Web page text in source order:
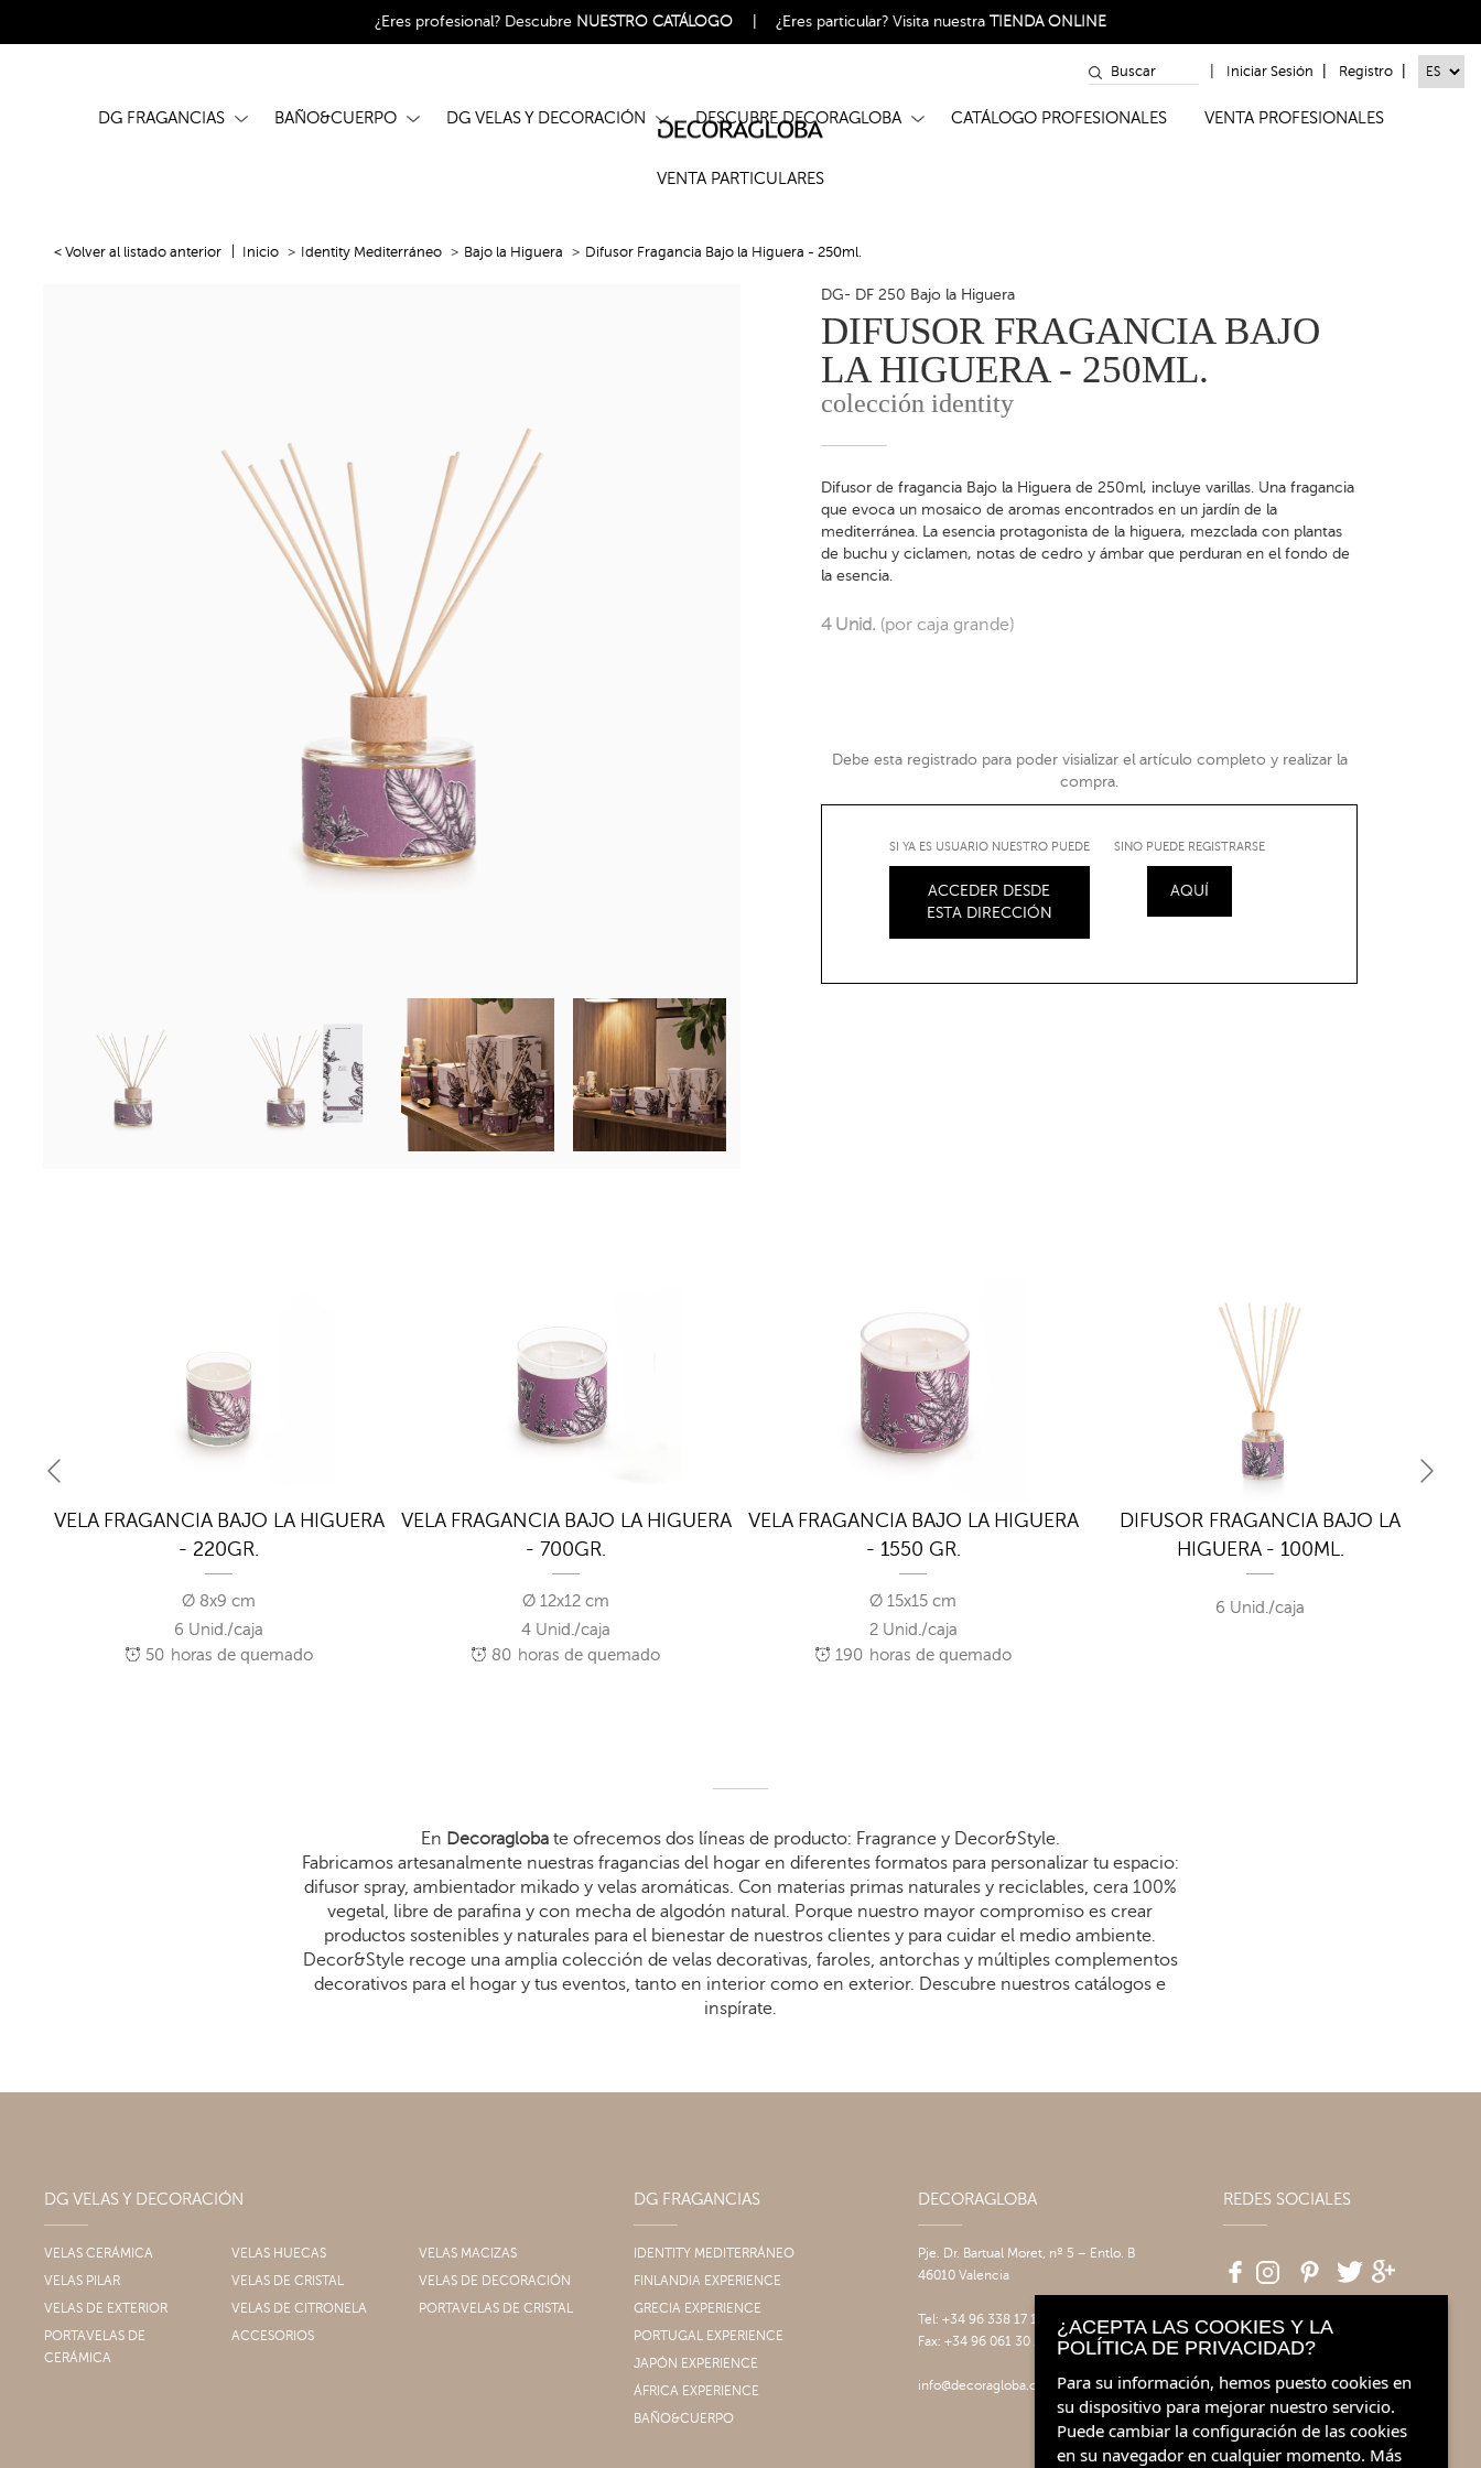
¿Eres profesional? Descubre NUESTRO CATÁLOGO ¿Eres particular?Visita nuestraTIENDA ONLINE
Iniciar Sesión Registro
DG FRAGANCIAS BAÑO&CUERPO DG VELAS Y DECORACIÓN DESCUBRE DECORAGLOBA CATÁLOGO PROFESIONALES VENTA PROFESIONALES
VENTA PARTICULARES
< Volver al listado anterior Inicio Identity Mediterráneo Bajo la Higuera Difusor Fragancia Bajo la Higuera - 250ml.
DG- DF 250 Bajo la Higuera
DIFUSOR FRAGANCIA BAJO
LA HIGUERA - 250ML.
colección identity
Difusor de fragancia Bajo la Higuera de 250ml, incluye varillas. Una fragancia
que evoca un mosaico de aromas encontrados en un jardín de la
mediterránea. La esencia protagonista de la higuera, mezclada con plantas
de buchu y ciclamen, notas de cedro y ámbar que perduran en el fondo de
la esencia.
4 Unid. (por caja grande)
Debe esta registrado para poder visializar el artículo completo y realizar la
compra.
SI YA ES USUARIO NUESTRO PUEDE
ACCEDER DESDE
ESTA DIRECCIÓN
SINO PUEDE REGISTRARSE
AQUÍ
VELA FRAGANCIA BAJO LA HIGUERA
- 220GR.
Ø 8x9 cm
6 Unid./caja
50 horas de quemado
VELA FRAGANCIA BAJO LA HIGUERA
- 700GR.
Ø 12x12 cm
4 Unid./caja
80 horas de quemado
VELA FRAGANCIA BAJO LA HIGUERA
- 1550 GR.
Ø 15x15 cm
2 Unid./caja
190 horas de quemado
DIFUSOR FRAGANCIA BAJO LA
HIGUERA - 100ML.
6 Unid./caja
En Decoraglobate ofrecemos dos líneas de producto: Fragrance y Decor&Style.
Fabricamos artesanalmente nuestras fragancias del hogar en diferentes formatos para personalizar tu espacio:
difusor spray, ambientador mikado y velas aromáticas. Con materias primas naturales y reciclables, cera 100%
vegetal, libre de parafina y con mecha de algodón natural. Porque nuestro mayor compromiso es crear
productos sostenibles y naturales para el bienestar de nuestros clientes y para cuidar el medio ambiente.
Decor&Style recoge una amplia colección de velas decorativas, faroles, antorchas y múltiples complementos
decorativos para el hogar y tus eventos, tanto en interior como en exterior. Descubre nuestros catálogos e
inspírate.
DG VELAS Y DECORACIÓN
VELAS CERÁMICA VELAS HUECAS
VELAS MACIZAS
VELAS PILAR
VELAS DE CRISTAL
VELAS DE DECORACIÓN
VELAS DE EXTERIOR
VELAS DE CITRONELA
PORTAVELAS DE CRISTAL
PORTAVELAS DE
CERÁMICA
ACCESORIOS
DG FRAGANCIAS
IDENTITY MEDITERRÁNEO
FINLANDIA EXPERIENCE
GRECIA EXPERIENCE
PORTUGAL EXPERIENCE
JAPÓN EXPERIENCE
ÁFRICA EXPERIENCE
BAÑO&CUERPO
DECORAGLOBA
Pje. Dr. Bartual Moret, nº 5 – Entlo. B
46010 Valencia
Tel: +34 96 338 17 17
Fax: +34 96 061 30 14
info@decoragloba.com
REDES SOCIALES
¿ACEPTA LAS COOKIES Y LA
POLÍTICA DE PRIVACIDAD?
Para su información, hemos puesto cookies en
su dispositivo para mejorar nuestro servicio.
Puede cambiar la configuración de las cookies
en su navegador en cualquier momento. Más